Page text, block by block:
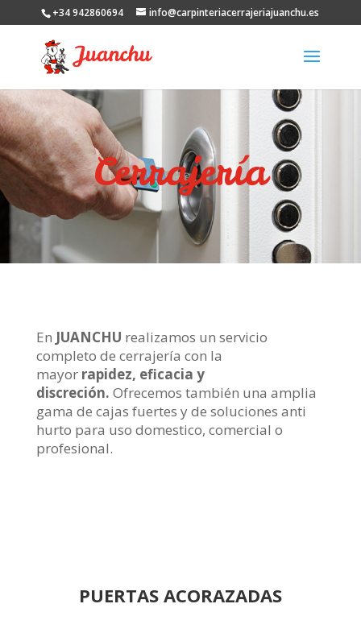
+34 942860694 info@carpinteriacerrajeriajuanchu.es
Cerrajería
En JUANCHU realizamos un servicio
completo de cerrajería con la
mayorrapidez, eficacia y
discreción. Ofrecemos también una amplia
gama de cajas fuertes y de soluciones anti
hurto para uso domestico, comercial o
profesional.
PUERTAS ACORAZADAS